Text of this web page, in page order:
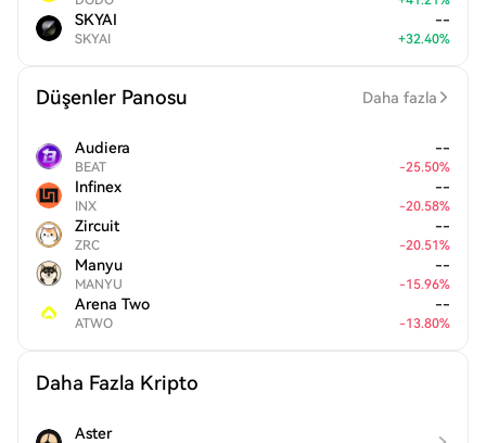
SKYAI
SKYAI
--
+32.40%
Düşenler Panosu Daha fazla
Audiera
BEAT
--
-25.50%
Infinex
INX
--
-20.58%
Zircuit
ZRC
--
-20.51%
Manyu
MANYU
--
-15.96%
Arena Two
ATWO
--
-13.80%
Daha Fazla Kripto
Aster